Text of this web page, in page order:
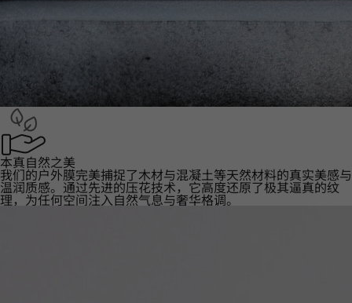
本真自然之美
我们的户外膜完美捕捉了木材与混凝土等天然材料的真实美感与
温润质感。通过先进的压花技术，它高度还原了极其逼真的纹
理，为任何空间注入自然气息与奢华格调。